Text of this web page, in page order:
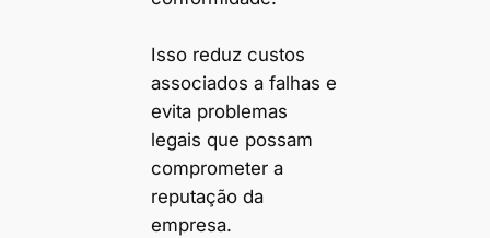
Isso reduz custos
associados a falhas e
evita problemas
legais que possam
comprometer a
reputação da
empresa.